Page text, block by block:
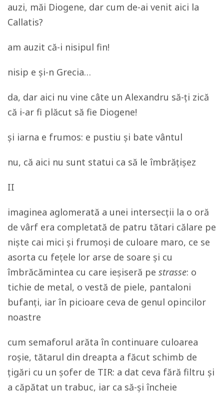
auzi, măi Diogene, dar cum de-ai venit aici la
Callatis?
am auzit că-i nisipul fin!
nisip e și-n Grecia…
da, dar aici nu vine câte un Alexandru să-ți zică
că i-ar fi plăcut să fie Diogene!
și iarna e frumos: e pustiu și bate vântul
nu, că aici nu sunt statui ca să le îmbrățișez
II
imaginea aglomerată a unei intersecții la o oră
de vârf era completată de patru tătari călare pe
niște cai mici și frumoși de culoare maro, ce se
asorta cu fețele lor arse de soare și cu
îmbrăcămintea cu care ieșiseră pe strasse: o
tichie de metal, o vestă de piele, pantaloni
bufanți, iar în picioare ceva de genul opincilor
noastre
cum semaforul arăta în continuare culoarea
roșie, tătarul din dreapta a făcut schimb de
țigări cu un șofer de TIR: a dat ceva fără filtru și
a căpătat un trabuc, iar ca să-și încheie